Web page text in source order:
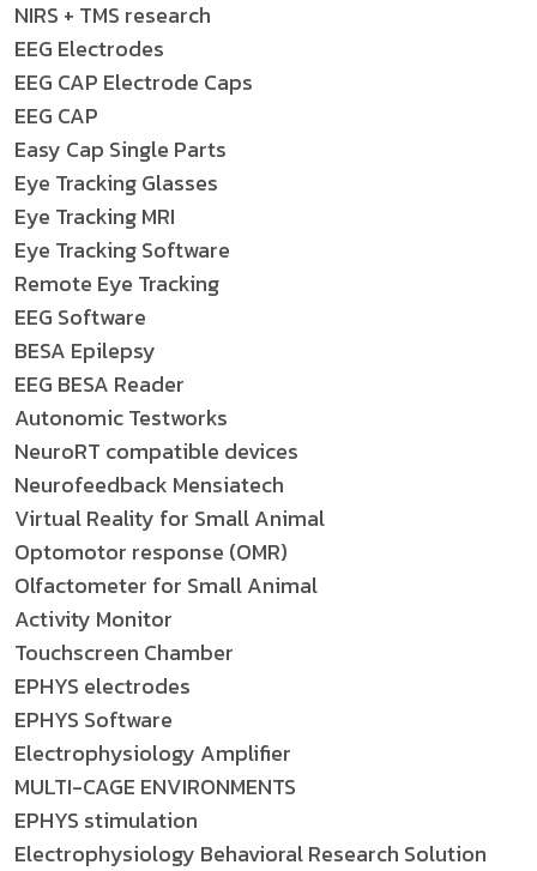
NIRS + TMS research
EEG Electrodes
EEG CAP Electrode Caps
EEG CAP
Easy Cap Single Parts
Eye Tracking Glasses
Eye Tracking MRI
Eye Tracking Software
Remote Eye Tracking
EEG Software
BESA Epilepsy
EEG BESA Reader
Autonomic Testworks
NeuroRT compatible devices
Neurofeedback Mensiatech
Virtual Reality for Small Animal
Optomotor response (OMR)
Olfactometer for Small Animal
Activity Monitor
Touchscreen Chamber
EPHYS electrodes
EPHYS Software
Electrophysiology Amplifier
MULTI-CAGE ENVIRONMENTS
EPHYS stimulation
Electrophysiology Behavioral Research Solution